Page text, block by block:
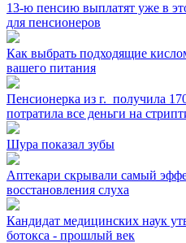
13-ю пенсию выплатят уже в
для пенсионеров
Как выбрать подходящие
вашего питания
Пенсионерка из г. ⁣ получила
потратила все деньги на
Шура показал зубы
Аптекари скрывали самый
восстановления слуха
Кандидат медицинских наук
ботокса - прошлый век